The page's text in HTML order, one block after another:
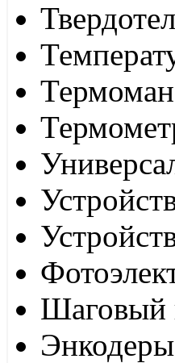
Шаговый
Энкодеры